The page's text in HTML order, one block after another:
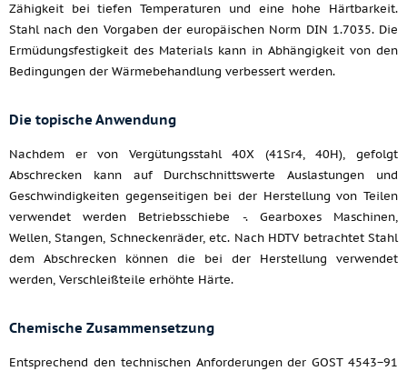
Zähigkeit bei tiefen Temperaturen und eine hohe Härtbarkeit.
Stahl nach den Vorgaben der europäischen Norm DIN 1.7035. Die
Ermüdungsfestigkeit des Materials kann in Abhängigkeit von den
Bedingungen der Wärmebehandlung verbessert werden.
Die topische Anwendung
Nachdem er von Vergütungsstahl 40X (41Sr4, 40H), gefolgt
Abschrecken kann auf Durchschnittswerte Auslastungen und
Geschwindigkeiten gegenseitigen bei der Herstellung von Teilen
verwendet werden Betriebsschiebe -. Gearboxes Maschinen,
Wellen, Stangen, Schneckenräder, etc. Nach HDTV betrachtet Stahl
dem Abschrecken können die bei der Herstellung verwendet
werden, Verschleißteile erhöhte Härte.
Chemische Zusammensetzung
Entsprechend den technischen Anforderungen der GOST 4543−91